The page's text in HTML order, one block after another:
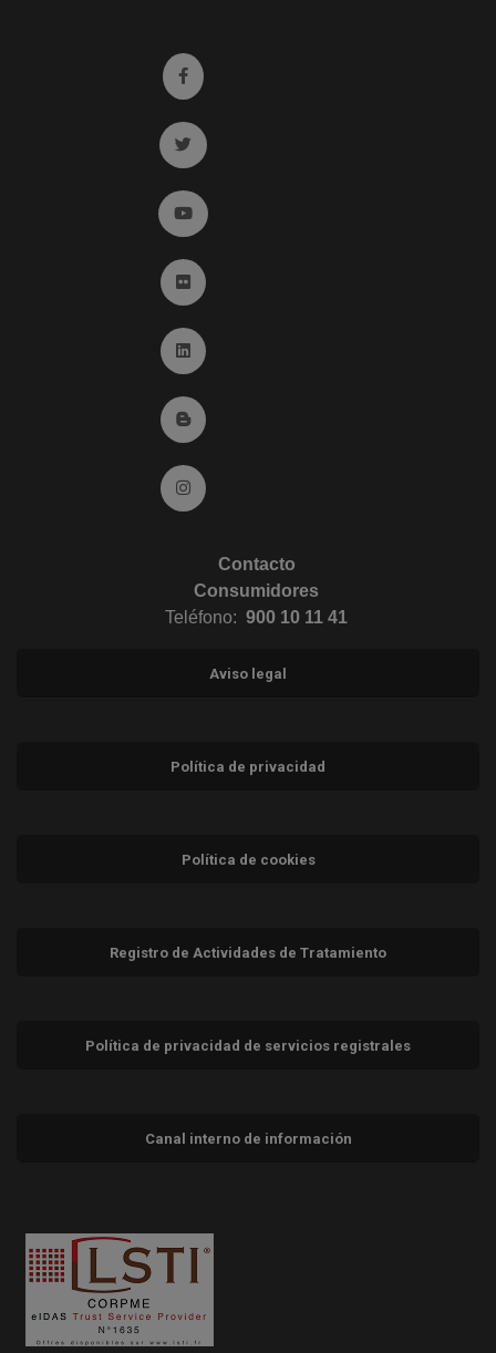
Ir a facebook (abre en ventana nueva)
Ir a twitter (abre en ventana nueva)
Ir a YouTube (abre en ventana nueva)
Ir a Flickr (abre en ventana nueva)
Ir a Linkedin (abre en ventana nueva)
Ir al Blog (abre en ventana nueva)
Ir a Instagram (abre en ventana nueva)
Contacto
Consumidores
Teléfono: 900 10 11 41
Aviso legal
Política de privacidad
Política de cookies
Registro de Actividades de Tratamiento
Política de privacidad de servicios registrales
Canal interno de información